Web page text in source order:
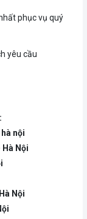
phục vụ quý
yêu cầu
nội
Nội
Nội